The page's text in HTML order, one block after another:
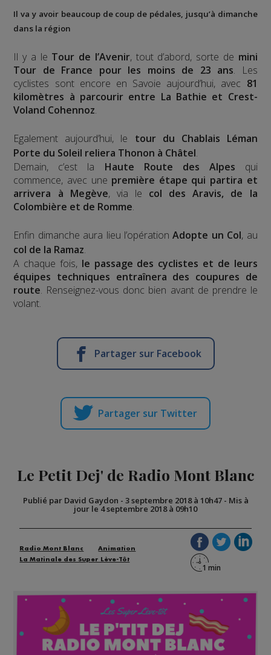
Il va y avoir beaucoup de coup de pédales, jusqu’à dimanche
dans la région
Il y a le Tour de l’Avenir, tout d’abord, sorte de mini
Tour de France pour les moins de 23 ans. Les
cyclistes sont encore en Savoie aujourd’hui, avec 81
kilomètres à parcourir entre La Bathie et Crest-
Voland Cohennoz.
Egalement aujourd’hui, le tour du Chablais Léman
Porte du Soleil reliera Thonon à Châtel.
Demain, c’est la Haute Route des Alpes qui
commence, avec une première étape qui partira et
arrivera à Megève, via le col des Aravis, de la
Colombière et de Romme.
Enfin dimanche aura lieu l’opération Adopte un Col, au
col de la Ramaz.
A chaque fois, le passage des cyclistes et de leurs
équipes techniques entraînera des coupures de
route. Renseignez-vous donc bien avant de prendre le
volant.
Partager sur Facebook
Partager sur Twitter
Le Petit Dej' de Radio Mont Blanc
Publié par David Gaydon - 3 septembre 2018 à 10h47- Mis à
jour le 4 septembre 2018 à 09h10
Radio Mont Blanc
Animation
La Matinale des Super Lève-Tôt